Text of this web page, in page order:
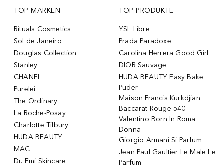
TOP MARKEN
Rituals Cosmetics
Sol de Janeiro
Douglas Collection
Stanley
CHANEL
Purelei
The Ordinary
La Roche-Posay
Charlotte Tilbury
HUDA BEAUTY
MAC
Dr. Emi Skincare
TOP PRODUKTE
YSL Libre
Prada Paradoxe
Carolina Herrera Good Girl
DIOR Sauvage
HUDA BEAUTY Easy Bake
Puder
Maison Francis Kurkdjian
Baccarat Rouge 540
Valentino Born In Roma
Donna
Giorgio Armani Si Parfum
Jean Paul Gaultier Le Male Le
Parfum